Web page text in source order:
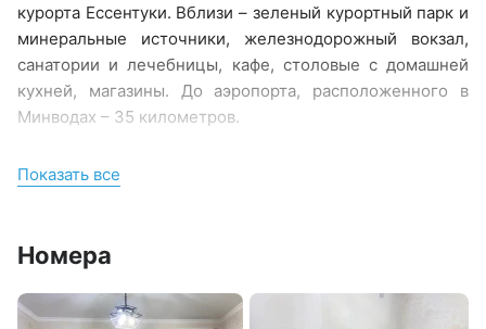
курорта Ессентуки. Вблизи – зеленый курортный парк и
минеральные источники, железнодорожный вокзал,
санатории и лечебницы, кафе, столовые с домашней
кухней, магазины. До аэропорта, расположенного в
Минводах – 35 километров.
Кисловодской улице. К услугам отдыхающих - номера
комнатах – удобная мебель, кондиционер,
При гостинице работает столовая, отдохнуть и
Показать все
Номера